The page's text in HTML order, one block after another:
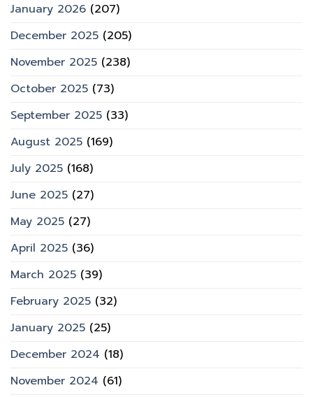
January 2026 (207)
December 2025 (205)
November 2025 (238)
October 2025 (73)
September 2025 (33)
August 2025 (169)
July 2025 (168)
June 2025 (27)
May 2025 (27)
April 2025 (36)
March 2025 (39)
February 2025 (32)
January 2025 (25)
December 2024 (18)
November 2024 (61)